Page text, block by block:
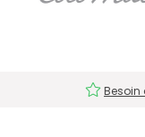
Besoin